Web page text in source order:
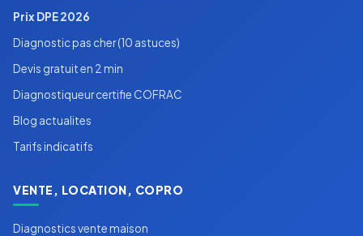
Prix DPE 2026
Diagnostic pas cher (10 astuces)
Devis gratuit en 2 min
Diagnostiqueur certifie COFRAC
Blog actualites
Tarifs indicatifs
VENTE, LOCATION, COPRO
Diagnostics vente maison